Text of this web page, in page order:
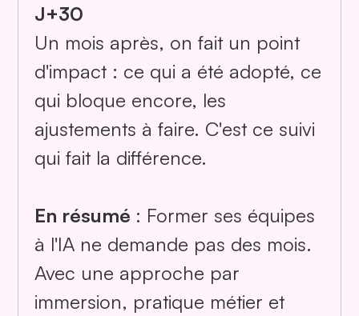
J+30
Un mois après, on fait un point
d'impact : ce qui a été adopté, ce
qui bloque encore, les
ajustements à faire. C'est ce suivi
qui fait la différence.
En résumé : Former ses équipes
à l'IA ne demande pas des mois.
Avec une approche par
immersion, pratique métier et